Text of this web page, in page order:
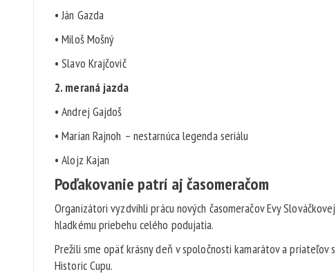
• Ján Gazda
• Miloš Mošný
• Slavo Krajčovič
2. meraná jazda
• Andrej Gajdoš
• Marian Rajnoh – nestarnúca legenda seriálu
• Alojz Kajan
Poďakovanie patrí aj časomeračom
Organizátori vyzdvihli prácu nových časomeračov Evy
hladkému priebehu celého podujatia.
Prežili sme opäť krásny deň v spoločnosti kamarátov a
Historic Cupu.